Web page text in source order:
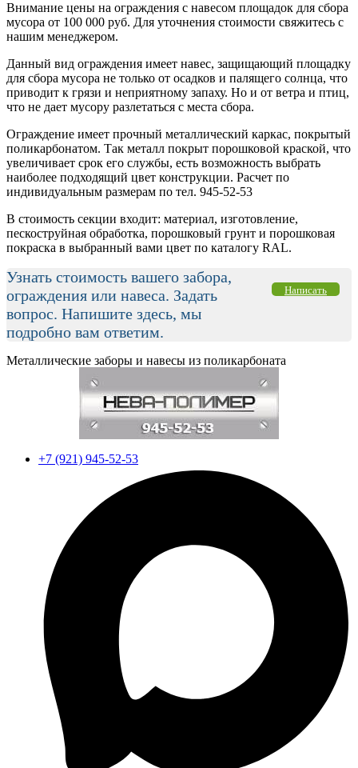
Внимание цены на ограждения с навесом площадок для сбора
мусора от 100 000 руб. Для уточнения стоимости свяжитесь с
нашим менеджером.
Данный вид ограждения имеет навес, защищающий площадку
для сбора мусора не только от осадков и палящего солнца, что
приводит к грязи и неприятному запаху. Но и от ветра и птиц,
что не дает мусору разлетаться с места сбора.
Ограждение имеет прочный металлический каркас, покрытый
поликарбонатом. Так металл покрыт порошковой краской, что
увеличивает срок его службы, есть возможность выбрать
наиболее подходящий цвет конструкции. Расчет по
индивидуальным размерам по тел. 945-52-53
В стоимость секции входит: материал, изготовление,
пескоструйная обработка, порошковый грунт и порошковая
покраска в выбранный вами цвет по каталогу RAL.
Написать
Узнать стоимость вашего забора,
ограждения или навеса. Задать
вопрос. Напишите здесь, мы
подробно вам ответим.
Металлические заборы и навесы из поликарбоната
+7 (921) 945-52-53